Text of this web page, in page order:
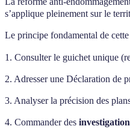
s’applique pleinement sur le
Le principe fondamental de
1. Consulter le guichet unique
2. Adresser une Déclaration de
3. Analyser la précision des
4. Commander des